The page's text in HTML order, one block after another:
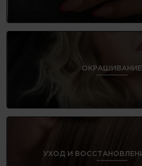
ОКРАШИВАНИЕ
УХОД И